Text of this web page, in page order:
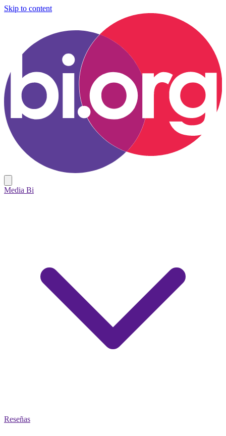
Skip to content
Media Bi
Reseñas